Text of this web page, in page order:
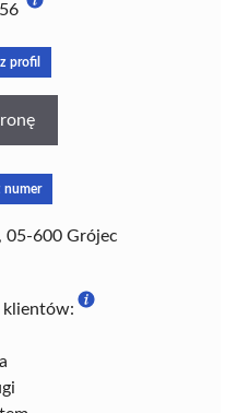
56
profil
numer
05-600 Grójec
klientów: